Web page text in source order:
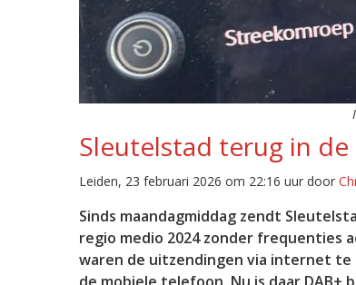
Sleutelstad terug in
Leiden, 23 februari 2026 om 22:16 uur door
Sinds maandagmiddag zendt
regio medio 2024 zonder frequenties
waren de uitzendingen via internet te